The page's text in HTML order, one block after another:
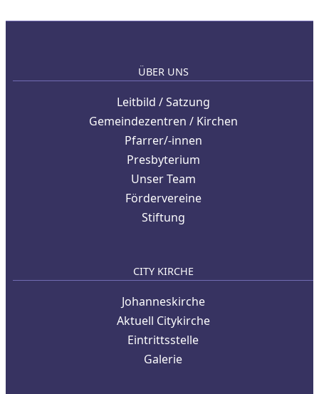
ÜBER UNS
Leitbild / Satzung
Gemeindezentren / Kirchen
Pfarrer/-innen
Presbyterium
Unser Team
Fördervereine
Stiftung
CITY KIRCHE
Johanneskirche
Aktuell Citykirche
Eintrittsstelle
Galerie